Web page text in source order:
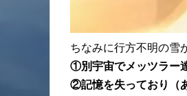
ちなみに行方不明の雪
①別宇宙でメッツラー
②記憶を失っており（